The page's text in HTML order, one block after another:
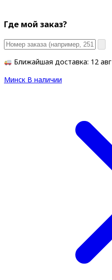
Где мой заказ?
Ближайшая доставка: 12 авг
Минск В наличии